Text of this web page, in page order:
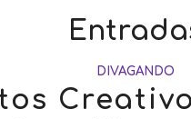
DIVAGANDO